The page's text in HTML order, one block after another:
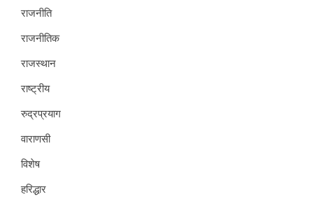
राजनीति
राजनीतिक
राजस्थान
राष्ट्रीय
रुद्रप्रयाग
वाराणसी
विशेष
हरिद्धार